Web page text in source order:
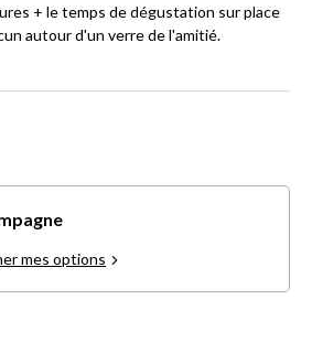
+ le temps de dégustation sur place
autour d'un verre de l'amitié.
mes options